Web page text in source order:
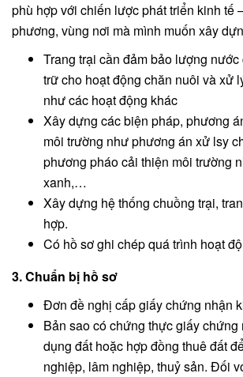
phù hợp với chiến lược phát triển kinh tế
phương, vùng nơi mà mình muốn xây
Trang trại cần đảm bảo lượng
trữ cho hoạt động chăn nuôi và xử
như các hoạt động khác
Xây dựng các biện pháp, phương
môi trường như phương án xử lsy
phương pháo cải thiện môi trường
xanh,…
Xây dựng hệ thống chuồng trại,
hợp.
Có hồ sơ ghi chép quá trình hoạt
3. Chuẩn bị hồ sơ
Đơn đề nghị cấp giấy chứng nhận
Bản sao có chứng thực giấy
dụng đất hoặc hợp đồng thuê đất
nghiệp, lâm nghiệp, thuỷ sản. Đối